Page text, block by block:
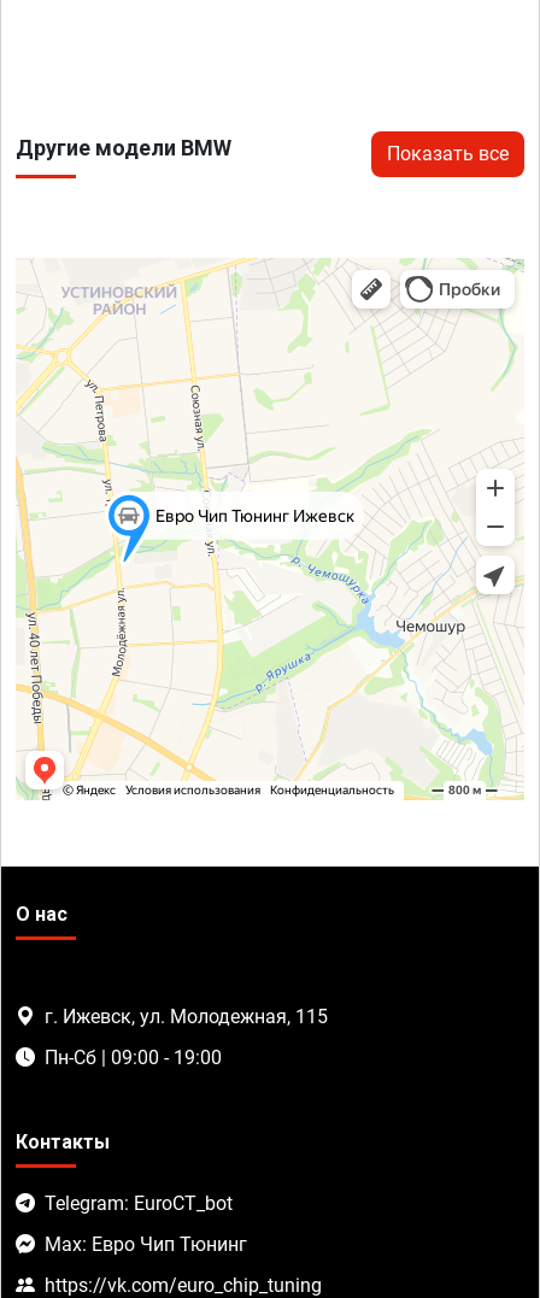
Другие модели BMW Показать все
О нас
г. Ижевск, ул. Молодежная, 115
Пн-Сб | 09:00 - 19:00
Контакты
Telegram: EuroCT_bot
Max: Евро Чип Тюнинг
https://vk.com/euro_chip_tuning